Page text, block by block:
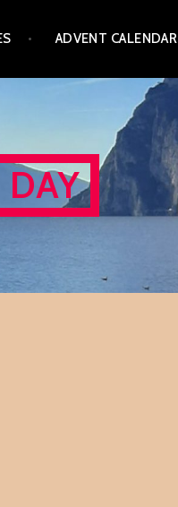
ADVENT CALENDAR
DAY